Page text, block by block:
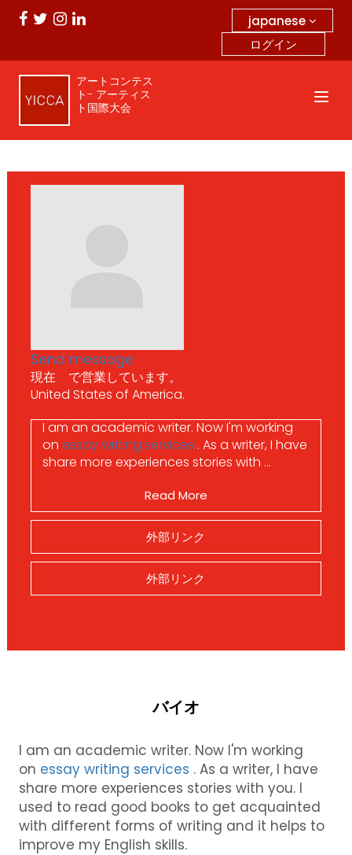
japanese
ログイン
アートコンテス
ト- アーティス
ト国際大会
Send message
現在 で営業しています。
United States of America.
I am an academic writer. Now I'm working
on essay writing services . As a writer, I have
share more experiences stories with ...
Read More
外部リンク
外部リンク
バイオ
I am an academic writer. Now I'm working
on essay writing services . As a writer, I have
share more experiences stories with you. I
used to read good books to get acquainted
with different forms of writing and it helps to
improve my English skills.